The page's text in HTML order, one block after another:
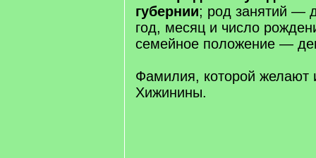
губернии; род занятий —
год, месяц и число
семейное положение —
Фамилия, которой желают
Хижинины.